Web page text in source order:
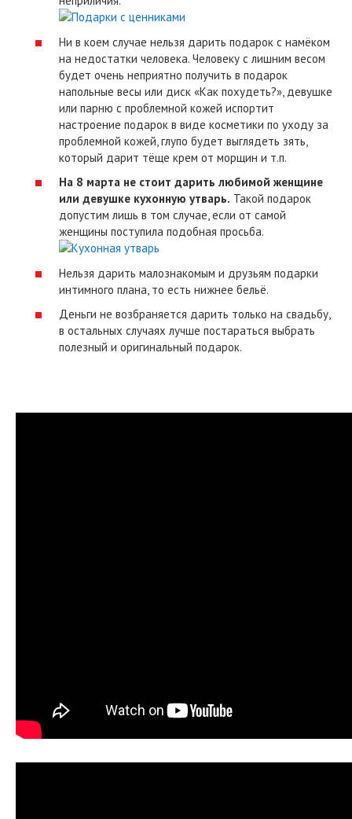
Ни в коем случае нельзя дарить подарок с намёком
на недостатки человека. Человеку с лишним весом
будет очень неприятно получить в подарок
напольные весы или диск «Как похудеть?», девушке
или парню с проблемной кожей испортит
настроение подарок в виде косметики по уходу за
проблемной кожей, глупо будет выглядеть зять,
который дарит тёще крем от морщин и т.п.
На 8 марта не стоит дарить любимой женщине
или девушке кухонную утварь. Такой подарок
допустим лишь в том случае, если от самой
женщины поступила подобная просьба.
Нельзя дарить малознакомым и друзьям подарки
интимного плана, то есть нижнее бельё.
Деньги не возбраняется дарить только на свадьбу,
в остальных случаях лучше постараться выбрать
полезный и оригинальный подарок.